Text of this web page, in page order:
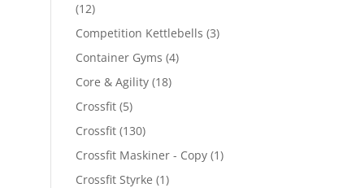
(12)
Competition Kettlebells (3)
Container Gyms (4)
Core & Agility (18)
Crossfit (5)
Crossfit (130)
Crossfit Maskiner - Copy (1)
Crossfit Styrke (1)